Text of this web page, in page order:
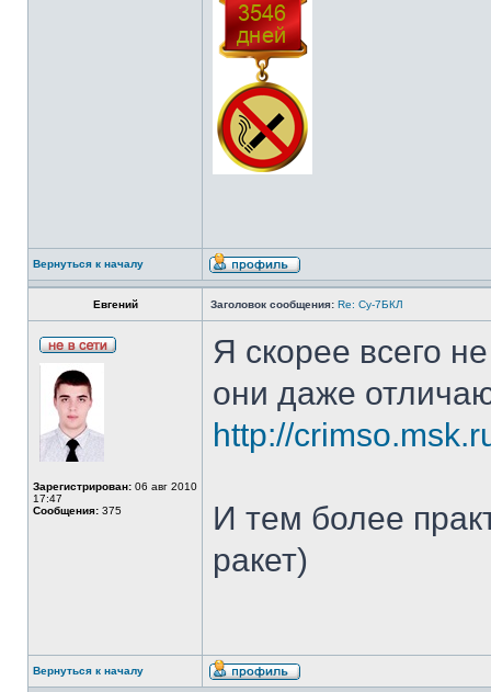
Вернуться к началу
Евгений Заголовок сообщения: Re: Су-7БКЛ
Зарегистрирован: 06 авг 2010
17:47
Сообщения: 375
Я скорее всего
они даже
http://
И тем более
ракет)
Вернуться к началу